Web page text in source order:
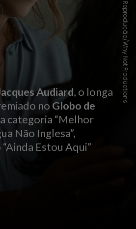
Audiard, o longa
no Globo de
categoria “Melhor
Não Inglesa”,
Estou Aqui”
Reprodução/Why Not Productions